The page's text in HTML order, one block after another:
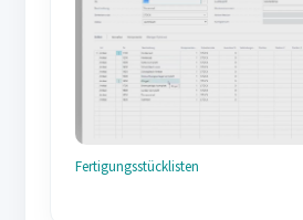
Fertigungsstücklisten